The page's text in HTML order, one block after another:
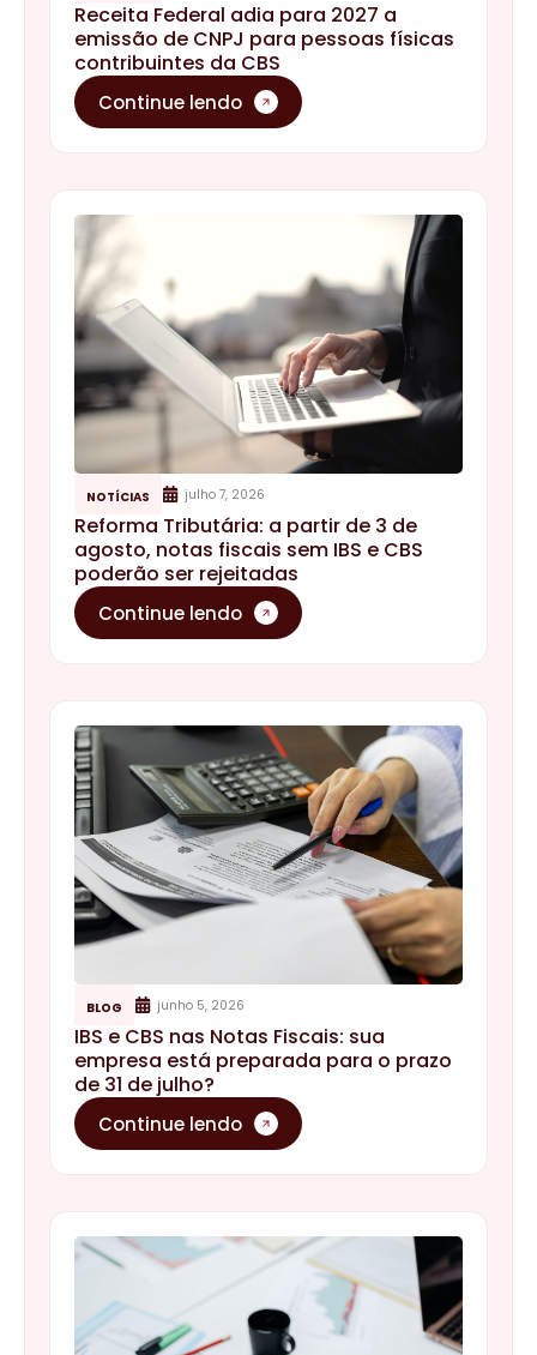
Receita Federal adia para 2027 a
emissão de CNPJ para pessoas físicas
contribuintes da CBS
Continue lendo
NOTÍCIAS julho 7, 2026
Reforma Tributária: a partir de 3 de
agosto, notas fiscais sem IBS e CBS
poderão ser rejeitadas
Continue lendo
BLOG junho 5, 2026
IBS e CBS nas Notas Fiscais: sua
empresa está preparada para o prazo
de 31 de julho?
Continue lendo